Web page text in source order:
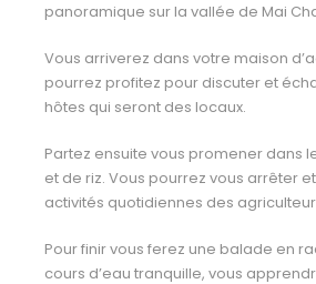
panoramique sur la vallée de Mai
Vous arriverez dans votre maison
pourrez profitez pour discuter et
hôtes qui seront des locaux.
Partez ensuite vous promener dans
et de riz. Vous pourrez vous arrêter
activités quotidiennes des
Pour finir vous ferez une balade en
cours d’eau tranquille, vous